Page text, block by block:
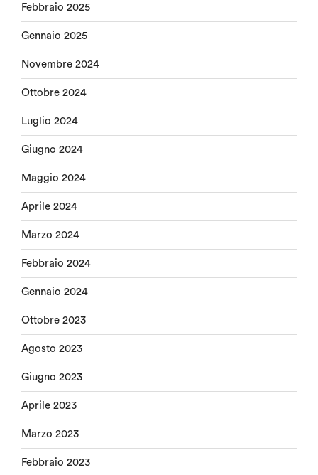
Febbraio 2025
Gennaio 2025
Novembre 2024
Ottobre 2024
Luglio 2024
Giugno 2024
Maggio 2024
Aprile 2024
Marzo 2024
Febbraio 2024
Gennaio 2024
Ottobre 2023
Agosto 2023
Giugno 2023
Aprile 2023
Marzo 2023
Febbraio 2023